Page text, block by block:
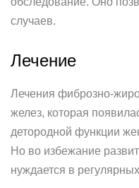
случаев.
Лечение
Лечения фиброзно-
желез, которая
детородной функции
Но во избежание
нуждается в